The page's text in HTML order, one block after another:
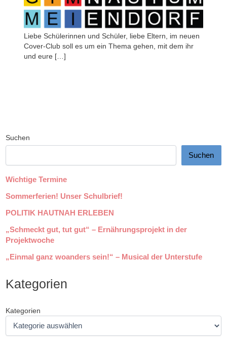
Liebe Schülerinnen und Schüler, liebe Eltern, im neuen
Cover-Club soll es um ein Thema gehen, mit dem ihr
und eure […]
Suchen
Suchen
Wichtige Termine
Sommerferien! Unser Schulbrief!
POLITIK HAUTNAH ERLEBEN
„Schmeckt gut, tut gut“ – Ernährungsprojekt in der
Projektwoche
„Einmal ganz woanders sein!“ – Musical der Unterstufe
Kategorien
Kategorien